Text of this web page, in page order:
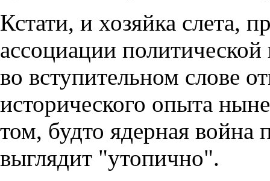
Кстати, и хозяйка слета,
ассоциации
во вступительном слове
исторического опыта
том, будто ядерная
выглядит "утопично".